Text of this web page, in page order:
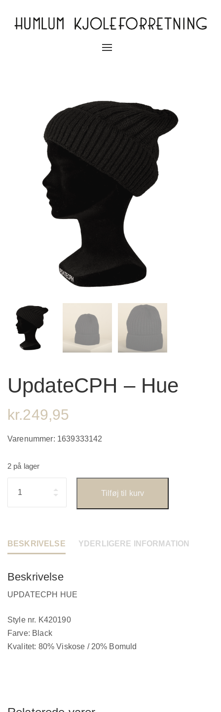
Slå
UpdateCPH – Hue
kr.249,95
Varenummer: 1639333142
2 på lager
Tilføj til kurv
BESKRIVELSE YDERLIGERE INFORMATION
Beskrivelse
UPDATECPH HUE
Style nr. K420190
Farve: Black
Kvalitet: 80% Viskose / 20% Bomuld